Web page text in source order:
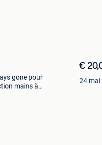
gone pour
mains à
€
24 mai